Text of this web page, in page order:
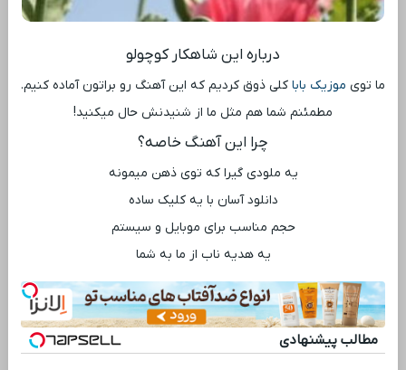
درباره این شاهکار کوچولو
ما توی موزیک بابا کلی ذوق کردیم که این آهنگ رو براتون آماده کنیم.
مطمئنم شما هم مثل ما از شنیدنش حال میکنید!
چرا این آهنگ خاصه؟
یه ملودی گیرا که توی ذهن میمونه
دانلود آسان با یه کلیک ساده
حجم مناسب برای موبایل و سیستم
یه هدیه ناب از ما به شما
مطالب پیشنهادی